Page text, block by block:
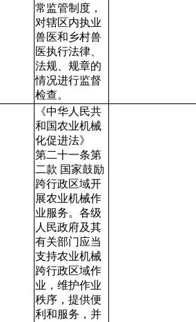
常监管制度，
对辖区内执业
兽医和乡村兽
医执行法律、
法规、规章的
情况进行监督
检查。
《中华人民共
和国农业机械
化促进法》
第二十一条第
二款 国家鼓励
跨行政区域开
展农业机械作
业服务。各级
人民政府及其
有关部门应当
支持农业机械
跨行政区域作
业，维护作业
秩序，提供便
利和服务，并